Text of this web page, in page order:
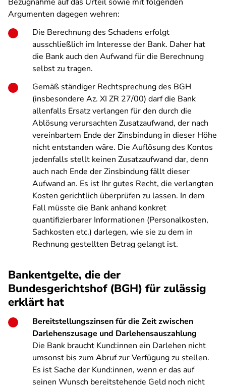
Argumenten dagegen wehren:
Die Berechnung des Schadens erfolgt
ausschließlich im Interesse der Bank. Daher hat
die Bank auch den Aufwand für die Berechnung
selbst zu tragen.
Gemäß ständiger Rechtsprechung des BGH
(insbesondere Az. XI ZR 27/00) darf die Bank
allenfalls Ersatz verlangen für den durch die
Ablösung verursachten Zusatzaufwand, der nach
vereinbartem Ende der Zinsbindung in dieser Höhe
nicht entstanden wäre. Die Auflösung des Kontos
jedenfalls stellt keinen Zusatzaufwand dar, denn
auch nach Ende der Zinsbindung fällt dieser
Aufwand an. Es ist Ihr gutes Recht, die verlangten
Kosten gerichtlich überprüfen zu lassen. In dem
Fall müsste die Bank anhand konkret
quantifizierbarer Informationen (Personalkosten,
Sachkosten etc.) darlegen, wie sie zu dem in
Rechnung gestellten Betrag gelangt ist.
Bankentgelte, die der
Bundesgerichtshof (BGH) für zulässig
erklärt hat
Bereitstellungszinsen für die Zeit zwischen
Darlehenszusage und Darlehensauszahlung
Die Bank braucht Kund:innen ein Darlehen nicht
umsonst bis zum Abruf zur Verfügung zu stellen.
Es ist Sache der Kund:innen, wenn er das auf
seinen Wunsch bereitstehende Geld noch nicht